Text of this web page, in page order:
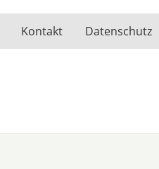
Kontakt Datenschutz